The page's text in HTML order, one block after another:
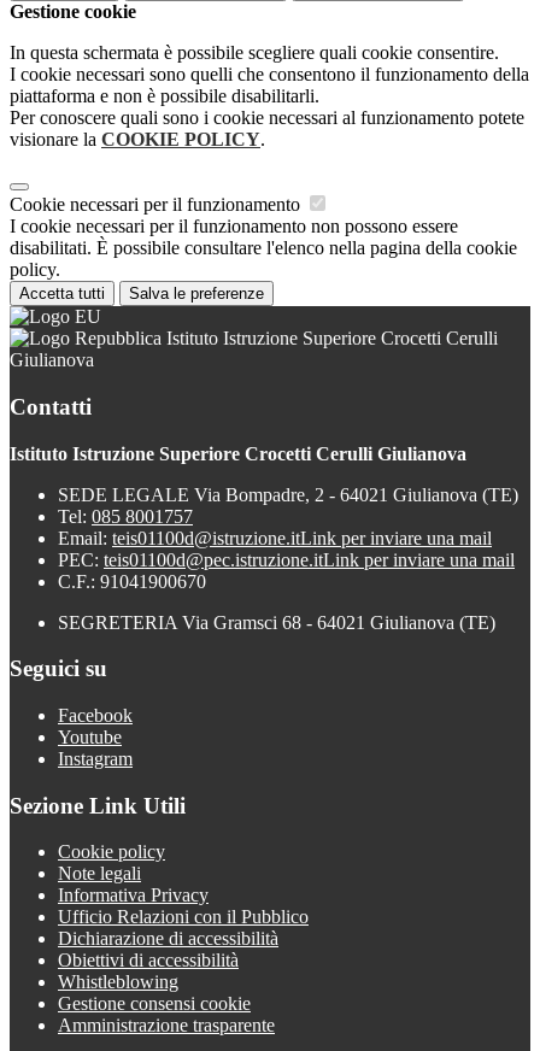
Gestione cookie
In questa schermata è possibile scegliere quali cookie consentire.
I cookie necessari sono quelli che consentono il funzionamento della
piattaforma e non è possibile disabilitarli.
Per conoscere quali sono i cookie necessari al funzionamento potete
visionare la COOKIE POLICY.
Cookie necessari per il funzionamento
I cookie necessari per il funzionamento non possono essere
disabilitati. È possibile consultare l'elenco nella pagina della cookie
policy.
Accetta tutti Salva le preferenze
Istituto Istruzione Superiore Crocetti Cerulli
Giulianova
Contatti
Istituto Istruzione Superiore Crocetti Cerulli Giulianova
SEDE LEGALE Via Bompadre, 2 - 64021 Giulianova (TE)
Tel: 085 8001757
Email: teis01100d@istruzione.itLink per inviare una mail
PEC: teis01100d@pec.istruzione.itLink per inviare una mail
C.F.: 91041900670
SEGRETERIA Via Gramsci 68 - 64021 Giulianova (TE)
Seguici su
Facebook
Youtube
Instagram
Sezione Link Utili
Cookie policy
Note legali
Informativa Privacy
Ufficio Relazioni con il Pubblico
Dichiarazione di accessibilità
Obiettivi di accessibilità
Whistleblowing
Gestione consensi cookie
Amministrazione trasparente